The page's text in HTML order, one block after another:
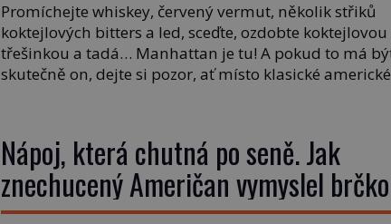
Promíchejte whiskey, červený vermut, několik střiků
koktejlových bitters a led, sceďte, ozdobte koktejlovou
třešinkou a tadá… Manhattan je tu! A pokud to má
skutečně on, dejte si pozor, ať místo klasické americké
už to nebude Manhattan ale […]
Nápoj, která chutná po seně. Jak
znechucený Američan vymyslel brčko